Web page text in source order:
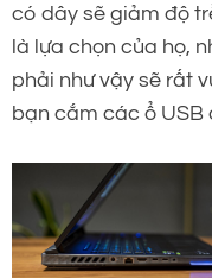
có dây sẽ giảm độ
là lựa chọn của họ,
phải như vậy sẽ rất
bạn cắm các ổ USB